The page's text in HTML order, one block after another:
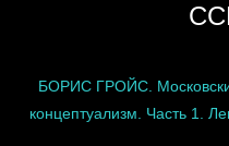
БОРИС ГРОЙС.
концептуализм. Часть 1.